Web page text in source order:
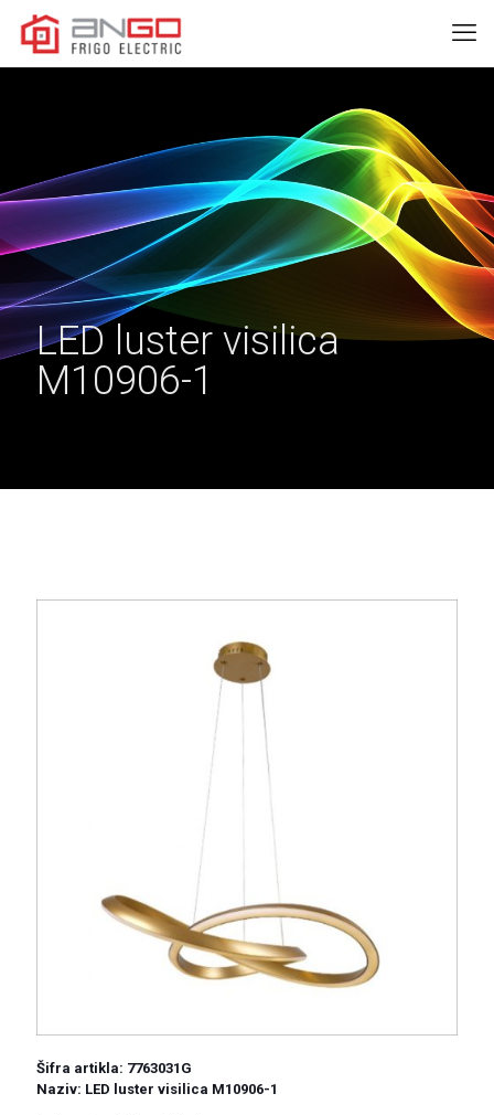
LED luster visilica
M10906-1
Šifra artikla: 7763031G
Naziv: LED luster visilica M10906-1